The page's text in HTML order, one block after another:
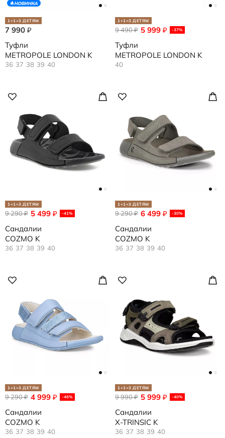
НОВИНКА
1+1=3 ДЕТЯМ
7 990 ₽
Туфли
METROPOLE LONDON K
36 37 38 39 40
1+1=3 ДЕТЯМ
5 999 ₽ -37%
9 490₽
Туфли
METROPOLE LONDON K
40
1+1=3 ДЕТЯМ
5 499 ₽ -41%
9 290₽
Сандалии
COZMO K
36 37 38 39 40
1+1=3 ДЕТЯМ
6 499 ₽ -30%
9 290₽
Сандалии
COZMO K
36 37 38 39 40
1+1=3 ДЕТЯМ
4 999 ₽ -46%
9 290₽
Сандалии
COZMO K
36 37 38 39 40
1+1=3 ДЕТЯМ
5 999 ₽ -40%
9 990₽
Сандалии
X-TRINSIC K
36 37 38 39 40